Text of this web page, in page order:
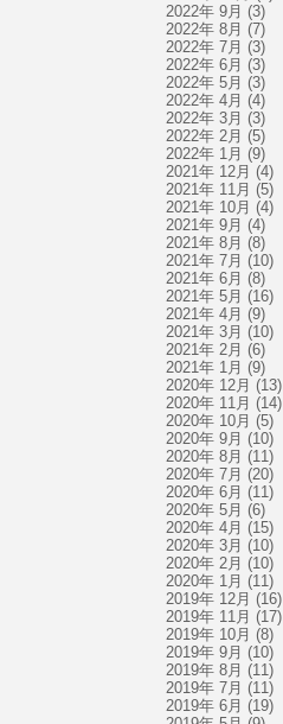
2022年 9月 (3)
2022年 8月 (7)
2022年 7月 (3)
2022年 6月 (3)
2022年 5月 (3)
2022年 4月 (4)
2022年 3月 (3)
2022年 2月 (5)
2022年 1月 (9)
2021年 12月 (4)
2021年 11月 (5)
2021年 10月 (4)
2021年 9月 (4)
2021年 8月 (8)
2021年 7月 (10)
2021年 6月 (8)
2021年 5月 (16)
2021年 4月 (9)
2021年 3月 (10)
2021年 2月 (6)
2021年 1月 (9)
2020年 12月 (13)
2020年 11月 (14)
2020年 10月 (5)
2020年 9月 (10)
2020年 8月 (11)
2020年 7月 (20)
2020年 6月 (11)
2020年 5月 (6)
2020年 4月 (15)
2020年 3月 (10)
2020年 2月 (10)
2020年 1月 (11)
2019年 12月 (16)
2019年 11月 (17)
2019年 10月 (8)
2019年 9月 (10)
2019年 8月 (11)
2019年 7月 (11)
2019年 6月 (19)